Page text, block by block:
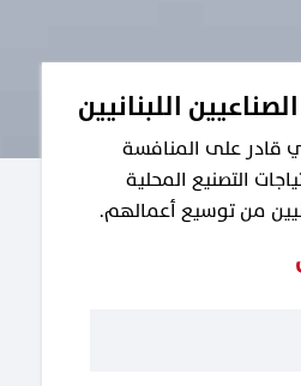
اللبنانيين
قادر على المنافسة
التصنيع المحلية
من توسيع أعمالهم.